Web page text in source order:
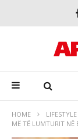
HOME LIFESTYLE
MË TË LUMTURIT NË